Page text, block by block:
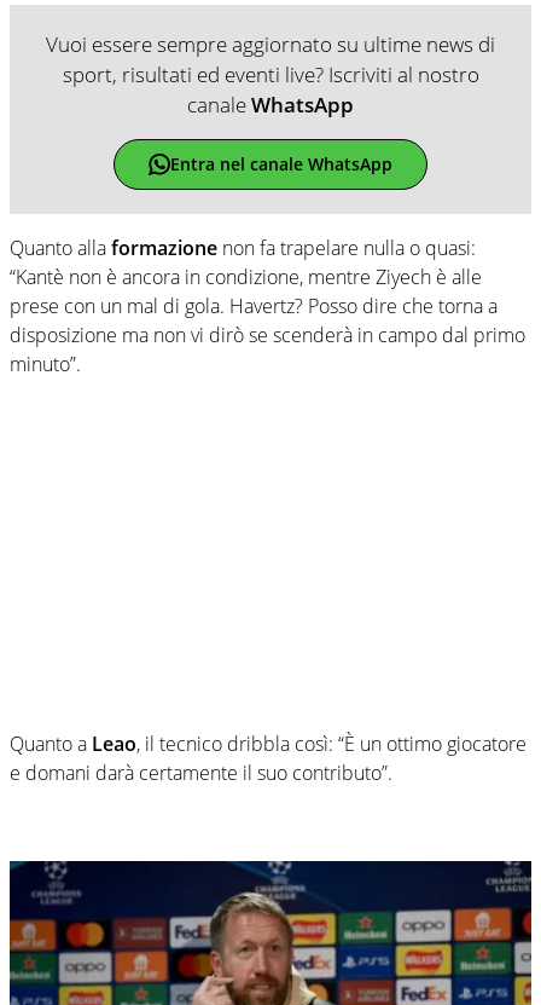
Vuoi essere sempre aggiornato su ultime news di
sport, risultati ed eventi live? Iscriviti al nostro
canaleWhatsApp
Entra nel canale WhatsApp
Quanto allaformazione non fa trapelare nulla o quasi:
“Kantè non è ancora in condizione, mentre Ziyech è alle
prese con un mal di gola. Havertz? Posso dire che torna a
disposizione ma non vi dirò se scenderà in campo dal primo
minuto”.
Quanto a Leao, il tecnico dribbla così: “È un ottimo giocatore
e domani darà certamente il suo contributo”.